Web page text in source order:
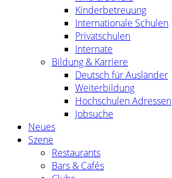
Kinderbetreuung
Internationale Schulen
Privatschulen
Internate
Bildung & Karriere
Deutsch für Ausländer
Weiterbildung
Hochschulen Adressen
Jobsuche
Neues
Szene
Restaurants
Bars & Cafés